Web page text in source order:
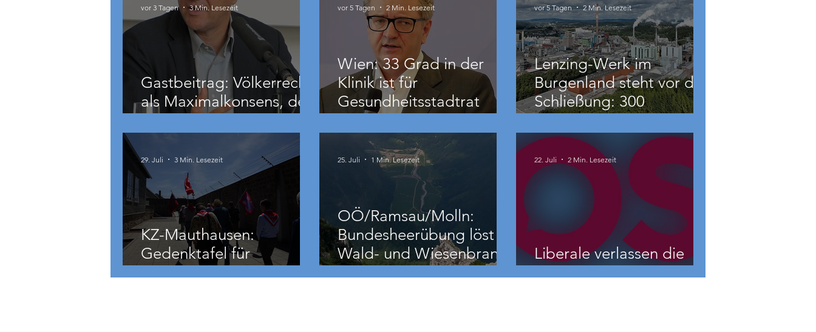
Gastbeitrag: Völkerrecht
als Maximalkonsens, der
vor 3 Tagen 3 Min. Lesezeit
Wien: 33 Grad in der
Klinik ist für
Gesundheitsstadtrat
vor 5 Tagen 2 Min. Lesezeit
Lenzing-Werk im
Burgenland steht vor der
Schließung: 300
vor 5 Tagen 2 Min. Lesezeit
KZ-Mauthausen:
Gedenktafel für
29. Juli 3 Min. Lesezeit
OÖ/Ramsau/Molln:
Bundesheerübung löst
Wald- und Wiesenbrand
25. Juli 1 Min. Lesezeit
Liberale verlassen die
22. Juli 2 Min. Lesezeit